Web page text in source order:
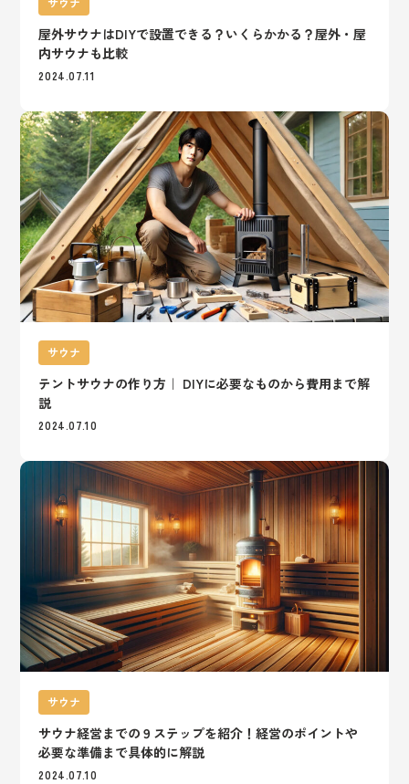
屋外サウナはDIYで設置できる？いくらかかる？屋外・屋
内サウナも比較
2024.07.11
サウナ
テントサウナの作り方｜ DIYに必要なものから費用まで解
説
2024.07.10
サウナ
サウナ経営までの９ステップを紹介！経営のポイントや
必要な準備まで具体的に解説
2024.07.10